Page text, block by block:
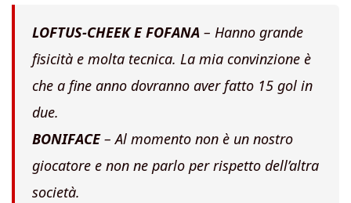
LOFTUS-CHEEK E FOFANA – Hanno grande
fisicità e molta tecnica. La mia convinzione è
che a fine anno dovranno aver fatto 15 gol in
due.
BONIFACE– Al momento non è un nostro
giocatore e non ne parlo per rispetto dell’altra
società.